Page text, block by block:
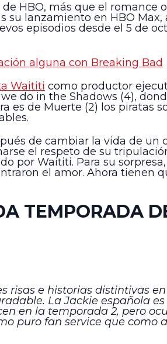
HBO, más que el romance
su lanzamiento en HBO
episodios desde el 5 de
alguna con Breaking Bad
Waititi como productor
do in the Shadows (4),
es de Muerte (2) los piratas
de cambiar la vida de un
el respeto de su
por Waititi. Para su
el amor. Ahora tienen
TEMPORADA
risas e historias distintivas
La Jackie española
en la temporada 2, pero
puro fan service que como